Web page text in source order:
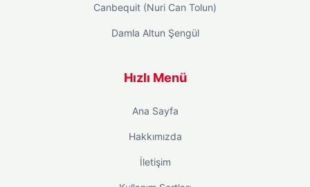
Canbequit (Nuri Can Tolun)
Damla Altun Şengül
Hızlı Menü
Ana Sayfa
Hakkımızda
İletişim